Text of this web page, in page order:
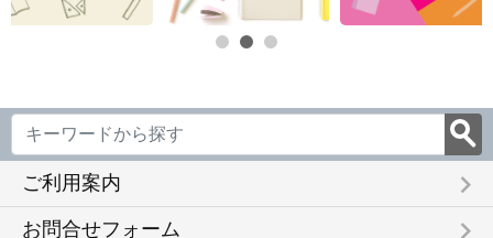
ご利用案内 keyboard_arrow_right
お問合せフォーム